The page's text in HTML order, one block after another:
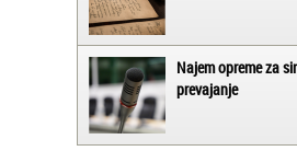
Najem opreme za
prevajanje